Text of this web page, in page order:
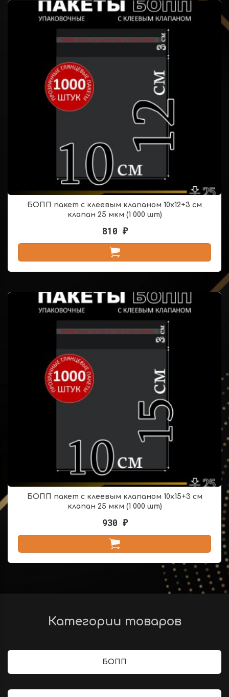
БОПП пакет с клеевым клапаном 10х12+3 см
клапан 25 мкм (1 000 шт)
810 ₽
БОПП пакет с клеевым клапаном 10х15+3 см
клапан 25 мкм (1 000 шт)
930 ₽
Категории товаров
БОПП